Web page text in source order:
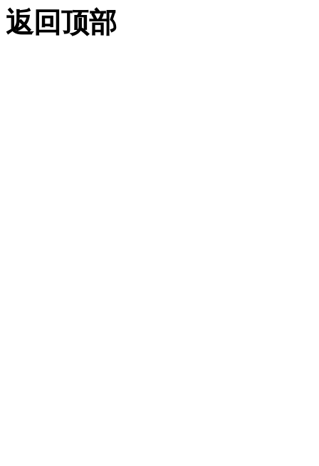
返回顶部